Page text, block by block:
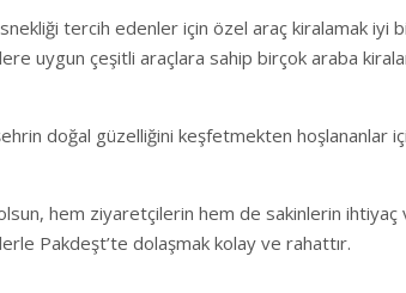
tercih edenler için özel araç kiralamak iyi
uygun çeşitli araçlara sahip birçok araba
doğal güzelliğini keşfetmekten hoşlananlar
hem ziyaretçilerin hem de sakinlerin
Pakdeşt’te dolaşmak kolay ve rahattır.